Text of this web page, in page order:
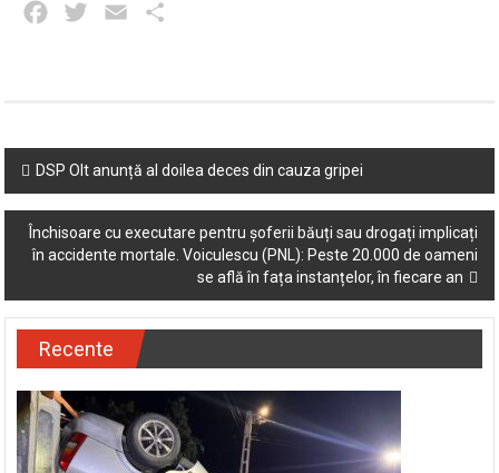
Facebook
Twitter Email
Post
navigation
DSP Olt anunță al doilea deces din cauza gripei
Închisoare cu executare pentru șoferii băuți sau drogați implicați
în accidente mortale. Voiculescu (PNL): Peste 20.000 de oameni
se află în fața instanțelor, în fiecare an
Recente